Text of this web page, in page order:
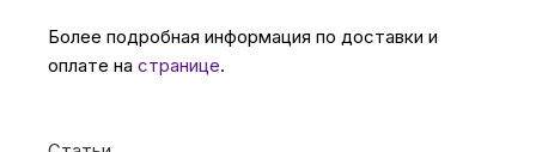
Более подробная информация по доставки и
оплате на странице.